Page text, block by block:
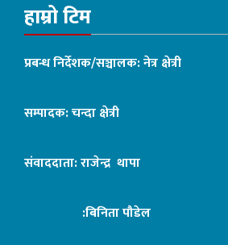
हाम्रो टिम
प्रबन्ध निर्देशक/सञ्चालक: नेत्र क्षेत्री
सम्पादक: चन्दा क्षेत्री
संवाददाता: राजेन्द्र थापा
:बिनिता पौडेल